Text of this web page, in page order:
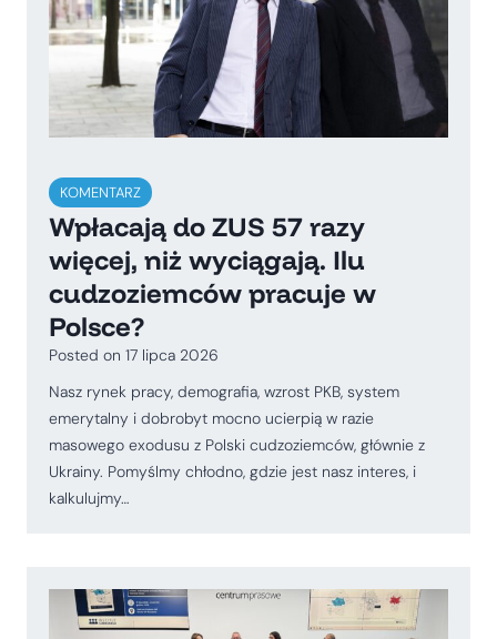
KOMENTARZ
Wpłacają do ZUS 57 razy
więcej, niż wyciągają. Ilu
cudzoziemców pracuje w
Polsce?
Posted on 17 lipca 2026
Nasz rynek pracy, demografia, wzrost PKB, system
emerytalny i dobrobyt mocno ucierpią w razie
masowego exodusu z Polski cudzoziemców, głównie z
Ukrainy. Pomyślmy chłodno, gdzie jest nasz interes, i
kalkulujmy…